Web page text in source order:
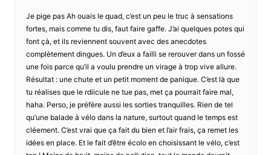
Je pige pas Ah ouais le quad, c’est un peu le truc à sensations
fortes, mais comme tu dis, faut faire gaffe. J’ai quelques potes qui
font çà, et ils reviennent souvent avec des anecdotes
complètement dingues. Un d’eux a failli se rerouver dans un fossé
une fois parce qu’il a voulu prendre un virage à trop vive allure.
Résultat : une chute et un petit moment de panique. C’est là que
tu réalises que le rdiicule ne tue pas, met ça pourrait faire mal,
haha. Perso, je préfère aussi les sorties tranquilles. Rien de tel
qu’une balade à vélo dans la nature, surtout quand le temps est
cléement. C’est vrai que ça fait du bien et l’air frais, ça remet les
idées en place. Et le fait d’être écolo en choisissant le vélo, c’est